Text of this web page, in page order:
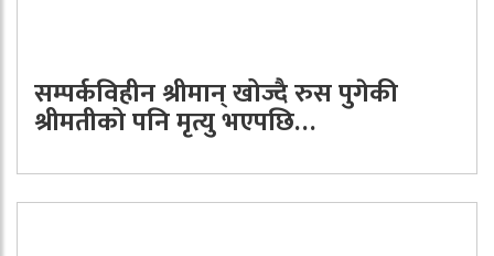
सम्पर्कविहीन श्रीमान् खोज्दै रुस पुगेकी
श्रीमतीको पनि मृत्यु भएपछि…